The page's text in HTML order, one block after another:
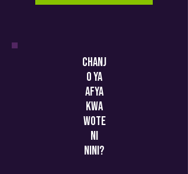
chanj
o ya
afya
kwa
wote
ni
nini?